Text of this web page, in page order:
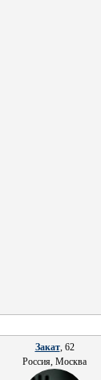
Закат, 62
Россия, Москва